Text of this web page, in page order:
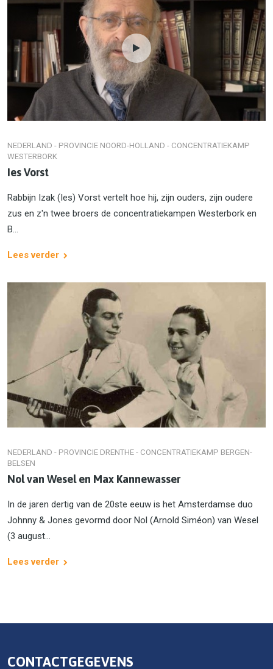
NEDERLAND - PROVINCIE NOORD-HOLLAND - CONCENTRATIEKAMP
WESTERBORK
Ies Vorst
Rabbijn Izak (Ies) Vorst vertelt hoe hij, zijn ouders, zijn oudere
zus en z'n twee broers de concentratiekampen Westerbork en
B...
Lees verder
NEDERLAND - PROVINCIE DRENTHE - CONCENTRATIEKAMP BERGEN-
BELSEN
Nol van Wesel en Max Kannewasser
In de jaren dertig van de 20ste eeuw is het Amsterdamse duo
Johnny & Jones gevormd door Nol (Arnold Siméon) van Wesel
(3 august...
Lees verder
CONTACTGEGEVENS